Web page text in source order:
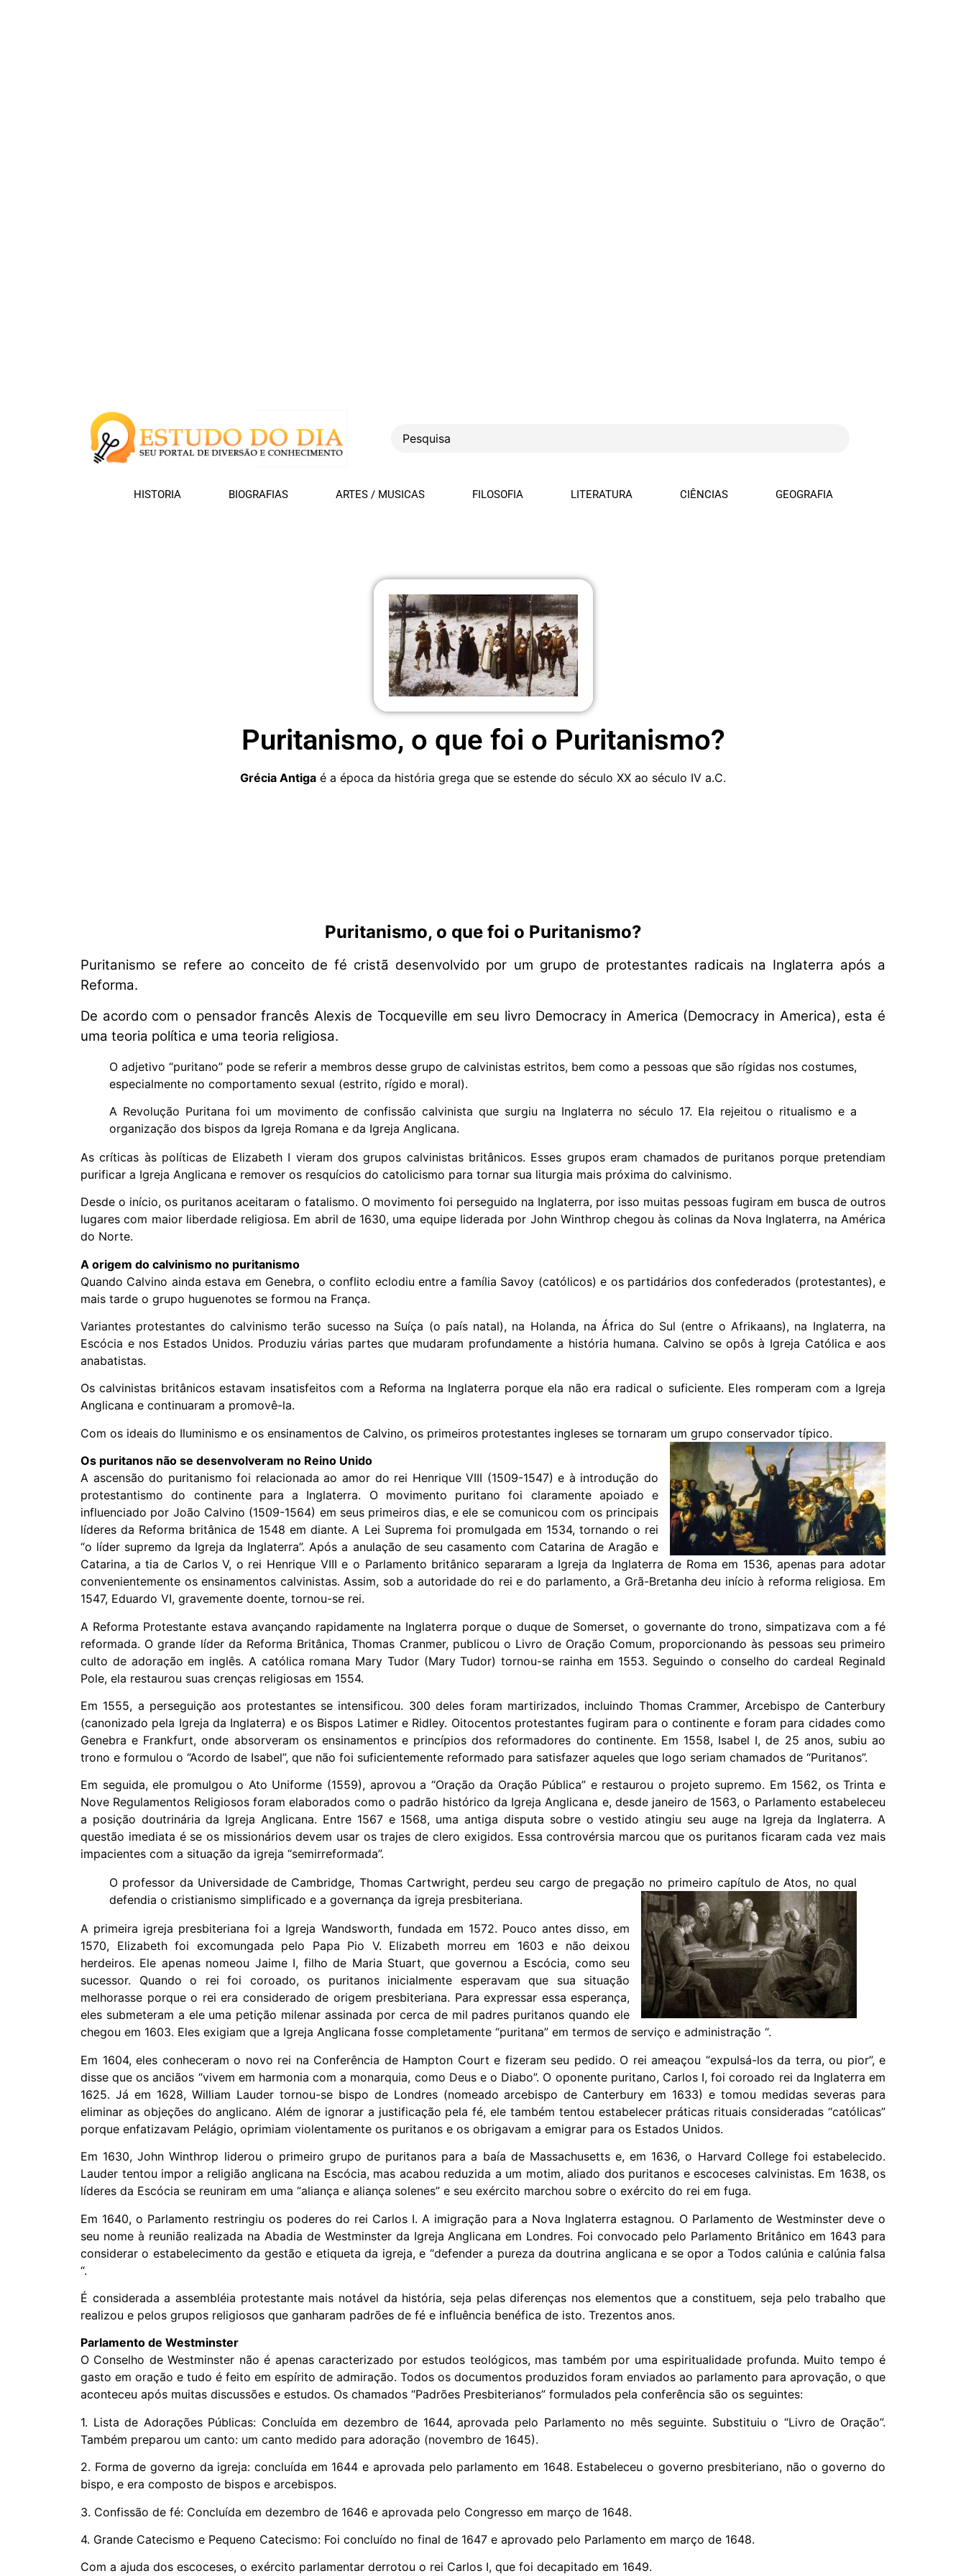
HISTORIA BIOGRAFIAS ARTES / MUSICAS FILOSOFIA LITERATURA CIÊNCIAS GEOGRAFIA
Puritanismo, o que foi o Puritanismo?
Grécia Antiga é a época da história grega que se estende do século XX ao século IV a.C.
Puritanismo, o que foi o Puritanismo?
Puritanismo se refere ao conceito de fé cristã desenvolvido por um grupo de protestantes radicais na Inglaterra após a
Reforma.
De acordo com o pensador francês Alexis de Tocqueville em seu livro Democracy in America (Democracy in America), esta é
uma teoria política e uma teoria religiosa.
O adjetivo “puritano” pode se referir a membros desse grupo de calvinistas estritos, bem como a pessoas que são rígidas nos costumes,
especialmente no comportamento sexual (estrito, rígido e moral).
A Revolução Puritana foi um movimento de confissão calvinista que surgiu na Inglaterra no século 17. Ela rejeitou o ritualismo e a
organização dos bispos da Igreja Romana e da Igreja Anglicana.
As críticas às políticas de Elizabeth I vieram dos grupos calvinistas britânicos. Esses grupos eram chamados de puritanos porque pretendiam
purificar a Igreja Anglicana e remover os resquícios do catolicismo para tornar sua liturgia mais próxima do calvinismo.
Desde o início, os puritanos aceitaram o fatalismo. O movimento foi perseguido na Inglaterra, por isso muitas pessoas fugiram em busca de outros
lugares com maior liberdade religiosa. Em abril de 1630, uma equipe liderada por John Winthrop chegou às colinas da Nova Inglaterra, na América
do Norte.
A origem do calvinismo no puritanismo
Quando Calvino ainda estava em Genebra, o conflito eclodiu entre a família Savoy (católicos) e os partidários dos confederados (protestantes), e
mais tarde o grupo huguenotes se formou na França.
Variantes protestantes do calvinismo terão sucesso na Suíça (o país natal), na Holanda, na África do Sul (entre o Afrikaans), na Inglaterra, na
Escócia e nos Estados Unidos. Produziu várias partes que mudaram profundamente a história humana. Calvino se opôs à Igreja Católica e aos
anabatistas.
Os calvinistas britânicos estavam insatisfeitos com a Reforma na Inglaterra porque ela não era radical o suficiente. Eles romperam com a Igreja
Anglicana e continuaram a promovê-la.
Com os ideais do Iluminismo e os ensinamentos de Calvino, os primeiros protestantes ingleses se tornaram um grupo conservador típico.
Os puritanos não se desenvolveram no Reino Unido
A ascensão do puritanismo foi relacionada ao amor do rei Henrique VIII (1509-1547) e à introdução do
protestantismo do continente para a Inglaterra. O movimento puritano foi claramente apoiado e
influenciado por João Calvino (1509-1564) em seus primeiros dias, e ele se comunicou com os principais
líderes da Reforma britânica de 1548 em diante. A Lei Suprema foi promulgada em 1534, tornando o rei
“o líder supremo da Igreja da Inglaterra”. Após a anulação de seu casamento com Catarina de Aragão e
Catarina, a tia de Carlos V, o rei Henrique VIII e o Parlamento britânico separaram a Igreja da Inglaterra de Roma em 1536, apenas para adotar
convenientemente os ensinamentos calvinistas. Assim, sob a autoridade do rei e do parlamento, a Grã-Bretanha deu início à reforma religiosa. Em
1547, Eduardo VI, gravemente doente, tornou-se rei.
A Reforma Protestante estava avançando rapidamente na Inglaterra porque o duque de Somerset, o governante do trono, simpatizava com a fé
reformada. O grande líder da Reforma Britânica, Thomas Cranmer, publicou o Livro de Oração Comum, proporcionando às pessoas seu primeiro
culto de adoração em inglês. A católica romana Mary Tudor (Mary Tudor) tornou-se rainha em 1553. Seguindo o conselho do cardeal Reginald
Pole, ela restaurou suas crenças religiosas em 1554.
Em 1555, a perseguição aos protestantes se intensificou. 300 deles foram martirizados, incluindo Thomas Crammer, Arcebispo de Canterbury
(canonizado pela Igreja da Inglaterra) e os Bispos Latimer e Ridley. Oitocentos protestantes fugiram para o continente e foram para cidades como
Genebra e Frankfurt, onde absorveram os ensinamentos e princípios dos reformadores do continente. Em 1558, Isabel I, de 25 anos, subiu ao
trono e formulou o “Acordo de Isabel”, que não foi suficientemente reformado para satisfazer aqueles que logo seriam chamados de “Puritanos”.
Em seguida, ele promulgou o Ato Uniforme (1559), aprovou a “Oração da Oração Pública” e restaurou o projeto supremo. Em 1562, os Trinta e
Nove Regulamentos Religiosos foram elaborados como o padrão histórico da Igreja Anglicana e, desde janeiro de 1563, o Parlamento estabeleceu
a posição doutrinária da Igreja Anglicana. Entre 1567 e 1568, uma antiga disputa sobre o vestido atingiu seu auge na Igreja da Inglaterra. A
questão imediata é se os missionários devem usar os trajes de clero exigidos. Essa controvérsia marcou que os puritanos ficaram cada vez mais
impacientes com a situação da igreja “semirreformada”.
O professor da Universidade de Cambridge, Thomas Cartwright, perdeu seu cargo de pregação no primeiro capítulo de Atos, no qual
defendia o cristianismo simplificado e a governança da igreja presbiteriana.
A primeira igreja presbiteriana foi a Igreja Wandsworth, fundada em 1572. Pouco antes disso, em
1570, Elizabeth foi excomungada pelo Papa Pio V. Elizabeth morreu em 1603 e não deixou
herdeiros. Ele apenas nomeou Jaime I, filho de Maria Stuart, que governou a Escócia, como seu
sucessor. Quando o rei foi coroado, os puritanos inicialmente esperavam que sua situação
melhorasse porque o rei era considerado de origem presbiteriana. Para expressar essa esperança,
eles submeteram a ele uma petição milenar assinada por cerca de mil padres puritanos quando ele
chegou em 1603. Eles exigiam que a Igreja Anglicana fosse completamente “puritana” em termos de serviço e administração “.
Em 1604, eles conheceram o novo rei na Conferência de Hampton Court e fizeram seu pedido. O rei ameaçou “expulsá-los da terra, ou pior”, e
disse que os anciãos “vivem em harmonia com a monarquia, como Deus e o Diabo”. O oponente puritano, Carlos I, foi coroado rei da Inglaterra em
1625. Já em 1628, William Lauder tornou-se bispo de Londres (nomeado arcebispo de Canterbury em 1633) e tomou medidas severas para
eliminar as objeções do anglicano. Além de ignorar a justificação pela fé, ele também tentou estabelecer práticas rituais consideradas “católicas”
porque enfatizavam Pelágio, oprimiam violentamente os puritanos e os obrigavam a emigrar para os Estados Unidos.
Em 1630, John Winthrop liderou o primeiro grupo de puritanos para a baía de Massachusetts e, em 1636, o Harvard College foi estabelecido.
Lauder tentou impor a religião anglicana na Escócia, mas acabou reduzida a um motim, aliado dos puritanos e escoceses calvinistas. Em 1638, os
líderes da Escócia se reuniram em uma “aliança e aliança solenes” e seu exército marchou sobre o exército do rei em fuga.
Em 1640, o Parlamento restringiu os poderes do rei Carlos I. A imigração para a Nova Inglaterra estagnou. O Parlamento de Westminster deve o
seu nome à reunião realizada na Abadia de Westminster da Igreja Anglicana em Londres. Foi convocado pelo Parlamento Britânico em 1643 para
considerar o estabelecimento da gestão e etiqueta da igreja, e “defender a pureza da doutrina anglicana e se opor a Todos calúnia e calúnia falsa
“.
É considerada a assembléia protestante mais notável da história, seja pelas diferenças nos elementos que a constituem, seja pelo trabalho que
realizou e pelos grupos religiosos que ganharam padrões de fé e influência benéfica de isto. Trezentos anos.
Parlamento de Westminster
O Conselho de Westminster não é apenas caracterizado por estudos teológicos, mas também por uma espiritualidade profunda. Muito tempo é
gasto em oração e tudo é feito em espírito de admiração. Todos os documentos produzidos foram enviados ao parlamento para aprovação, o que
aconteceu após muitas discussões e estudos. Os chamados “Padrões Presbiterianos” formulados pela conferência são os seguintes:
1. Lista de Adorações Públicas: Concluída em dezembro de 1644, aprovada pelo Parlamento no mês seguinte. Substituiu o “Livro de Oração”.
Também preparou um canto: um canto medido para adoração (novembro de 1645).
2. Forma de governo da igreja: concluída em 1644 e aprovada pelo parlamento em 1648. Estabeleceu o governo presbiteriano, não o governo do
bispo, e era composto de bispos e arcebispos.
3. Confissão de fé: Concluída em dezembro de 1646 e aprovada pelo Congresso em março de 1648.
4. Grande Catecismo e Pequeno Catecismo: Foi concluído no final de 1647 e aprovado pelo Parlamento em março de 1648.
Com a ajuda dos escoceses, o exército parlamentar derrotou o rei Carlos I, que foi decapitado em 1649.